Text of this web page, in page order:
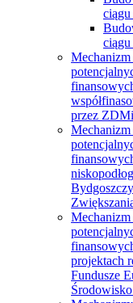
ciągu
przez
projektach
Fundusze